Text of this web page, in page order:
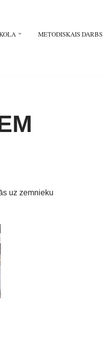
METODISKAIS DARBS
uz zemnieku